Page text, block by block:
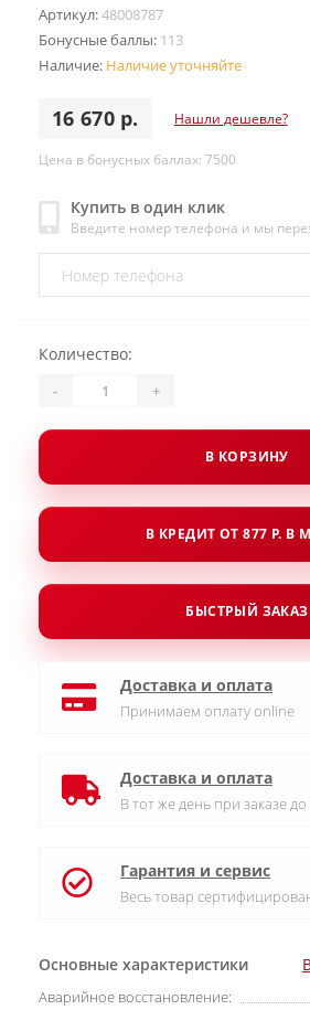
Артикул:48008787
Бонусные баллы: 113
Наличие: Наличие уточняйте
16 670 р. Нашли дешевле?
Цена в бонусных баллах: 7500
Купить в один клик
Введите номер телефона и мы
Основные характеристики
Аварийное восстановление:
Количество:
- +
В КОРЗИНУ
В КРЕДИТ ОТ 877 Р. В
БЫСТРЫЙ ЗАКАЗ
Доставка и оплата
Принимаем оплату online
Доставка и оплата
В тот же день при заказе до
Гарантия и сервис
Весь товар